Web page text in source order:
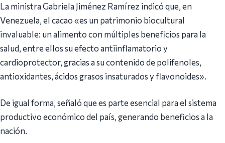
La ministra Gabriela Jiménez Ramírez indicó que, en
Venezuela, el cacao «es un patrimonio biocultural
invaluable: un alimento con múltiples beneficios para la
salud, entre ellos su efecto antiinflamatorio y
cardioprotector, gracias a su contenido de polifenoles,
antioxidantes, ácidos grasos insaturados y flavonoides».
De igual forma, señaló que es parte esencial para el sistema
productivo económico del país, generando beneficios a la
nación.